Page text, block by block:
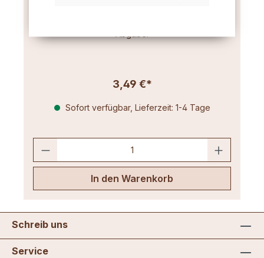
3,49 €*
Sofort verfügbar, Lieferzeit: 1-4 Tage
In den Warenkorb
Schreib uns
Service